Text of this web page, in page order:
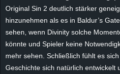
Original Sin 2 deutlich stärker
hinzunehmen als es in Baldur’s
sehen, wenn Divinity solche
könnte und Spieler keine
mehr sehen. Schließlich fühlt es
Geschichte sich natürlich entwickelt